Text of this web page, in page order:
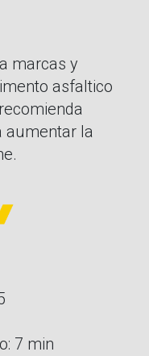
marcas y
asfaltico
aumentar la
7 min